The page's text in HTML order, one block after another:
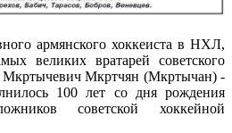
армянского хоккеиста в НХЛ,
великих вратарей советского
Мкртычевич Мкртчян (Мкртычан) -
100 лет со дня рождения
советской хоккейной